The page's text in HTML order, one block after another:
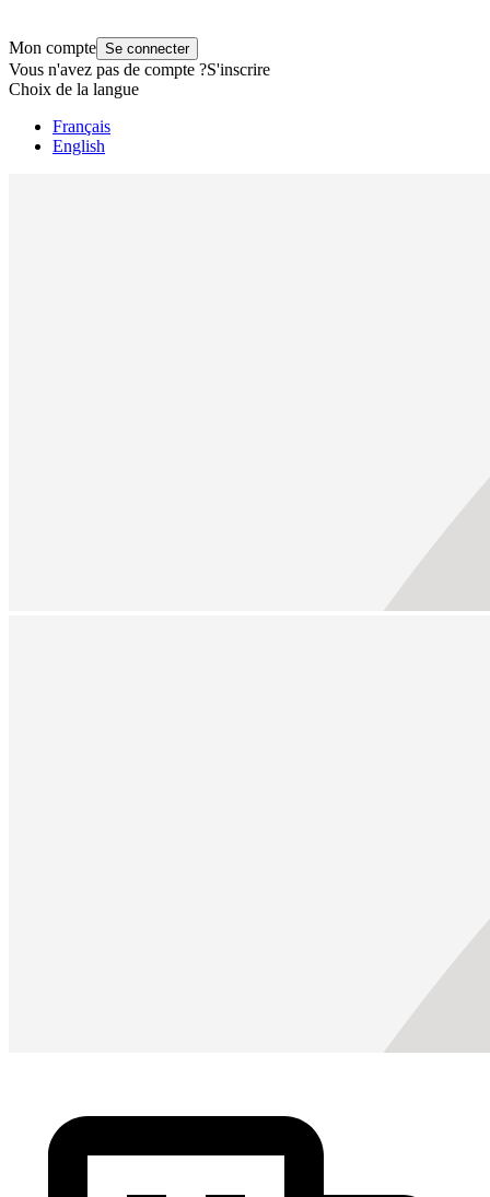
Mon compte Se connecter
Vous n'avez pas de compte ?S'inscrire
Choix de la langue
Français
English